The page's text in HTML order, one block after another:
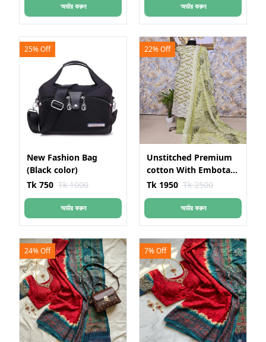
অর্ডার করুন অর্ডার করুন
25% Off
New Fashion Bag
(Black color)
Tk 750 Tk 1000
অর্ডার করুন
22% Off
Unstitched Premium
cotton With Embotari
Dress
Tk 1950 Tk 2500
অর্ডার করুন
24% Off 7% Off